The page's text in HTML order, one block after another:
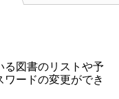
る図書のリストや予
ードの変更ができ